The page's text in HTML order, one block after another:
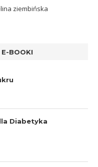
E-BOOKI
Diabetyka